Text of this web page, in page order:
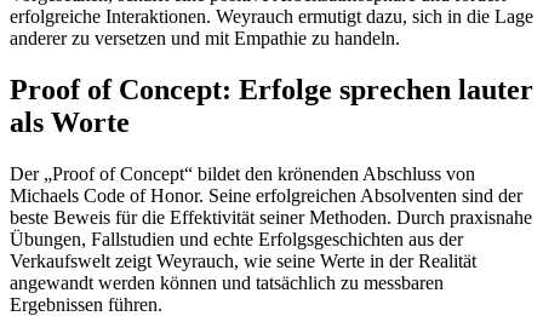
erfolgreiche Interaktionen. Weyrauch ermutigt dazu, sich in die Lage
anderer zu versetzen und mit Empathie zu handeln.
Proof of Concept: Erfolge sprechen lauter
als Worte
Der „Proof of Concept“ bildet den krönenden Abschluss von
Michaels Code of Honor. Seine erfolgreichen Absolventen sind der
beste Beweis für die Effektivität seiner Methoden. Durch praxisnahe
Übungen, Fallstudien und echte Erfolgsgeschichten aus der
Verkaufswelt zeigt Weyrauch, wie seine Werte in der Realität
angewandt werden können und tatsächlich zu messbaren
Ergebnissen führen.